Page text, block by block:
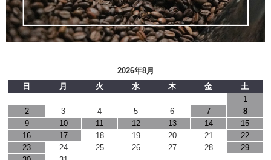
2026年8月
日
月 火 水 木 金
土
1
2
3 4 5 6 7
8
9
10 11 12 13 14
15
16
17 18 19 20 21
22
23
24 25 26 27 28
29